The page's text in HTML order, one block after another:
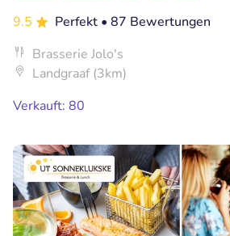
9.5
Perfekt • 87 Bewertungen
Brasserie Jolo's
Landgraaf (3km)
Verkauft: 80